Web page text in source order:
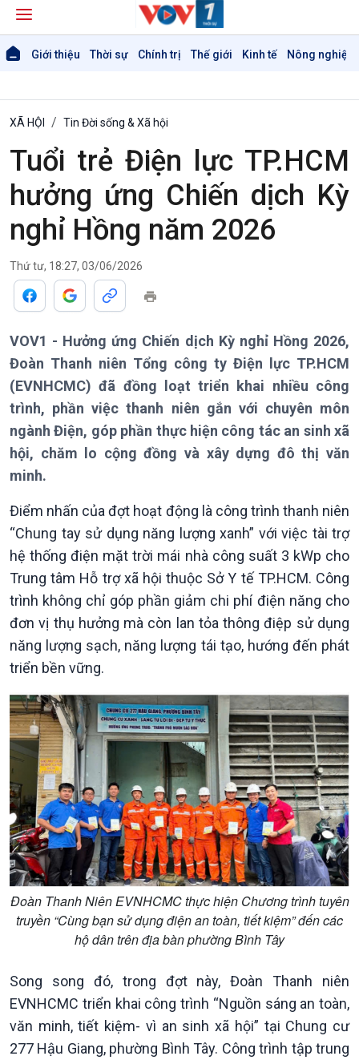
Giới thiệu Thời sự Chính trị Thế giới Kinh tế Nông nghiệp
Giới thiệu
Thời sự
Thời sự 6h
Thời sự 12h
Thời sự 18h
Thời sự 21h30
Bản tin
Chính trị
Tin Chính trị
Chính phủ với người dân
Quốc hội với cử tri
Xây dựng đảng
Đảng trong cuộc sống
Nhận diện sự thật
Pháp luật và đời sống
Thế giới
Tin thế giới
Vấn đề quốc tế
Hồ sơ sự kiện quốc tế
Thế giới & Việt Nam
Biên cương - Một dải vững
bền
Kinh tế
Nông nghiệp & Biển đảo
XÃ HỘI Tin Đời sống & Xã hội
Tuổi trẻ Điện lực TP.HCM
hưởng ứng Chiến dịch Kỳ
nghỉ Hồng năm 2026
Thứ tư, 18:27, 03/06/2026
VOV1 - Hưởng ứng Chiến dịch Kỳ nghỉ Hồng 2026,
Đoàn Thanh niên Tổng công ty Điện lực TP.HCM
(EVNHCMC) đã đồng loạt triển khai nhiều công
trình, phần việc thanh niên gắn với chuyên môn
ngành Điện, góp phần thực hiện công tác an sinh xã
hội, chăm lo cộng đồng và xây dựng đô thị văn
minh.
Điểm nhấn của đợt hoạt động là công trình thanh niên
“Chung tay sử dụng năng lượng xanh” với việc tài trợ
hệ thống điện mặt trời mái nhà công suất 3 kWp cho
Trung tâm Hỗ trợ xã hội thuộc Sở Y tế TP.HCM. Công
trình không chỉ góp phần giảm chi phí điện năng cho
đơn vị thụ hưởng mà còn lan tỏa thông điệp sử dụng
năng lượng sạch, năng lượng tái tạo, hướng đến phát
triển bền vững.
Đoàn Thanh Niên EVNHCMC thực hiện Chương trình tuyên
truyền “Cùng bạn sử dụng điện an toàn, tiết kiệm” đến các
hộ dân trên địa bàn phường Bình Tây
Song song đó, trong đợt này, Đoàn Thanh niên
EVNHCMC triển khai công trình “Nguồn sáng an toàn,
văn minh, tiết kiệm- vì an sinh xã hội” tại Chung cư
277 Hậu Giang, phường Bình Tây. Công trình tập trung